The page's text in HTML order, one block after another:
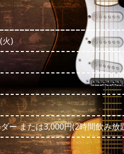
火)
ー または3,000円(2時間飲み放